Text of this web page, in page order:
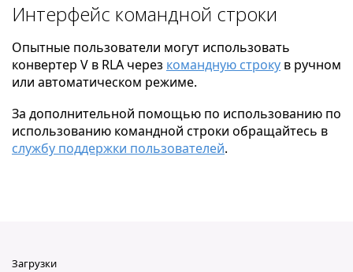
Интерфейс командной строки
Опытные пользователи могут использовать
конвертер V в RLA через командную строку в ручном
или автоматическом режиме.
За дополнительной помощью по использованию по
использованию командной строки обращайтесь в
службу поддержки пользователей.
Загрузки